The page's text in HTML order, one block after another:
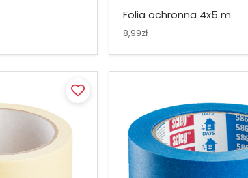
Folia ochronna 4x5 m
8,99zł